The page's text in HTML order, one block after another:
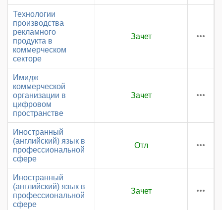
Технологии
производства
рекламного
продукта в
коммерческом
секторе
Зачет
Имидж
коммерческой
организации в
цифровом
пространстве
Зачет
Иностранный
(английский) язык в
профессиональной
сфере
Отл
Иностранный
(английский) язык в
профессиональной
сфере
Зачет